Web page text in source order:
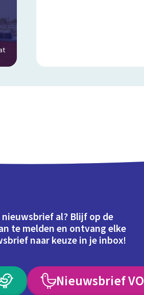
al? Blijf op de
te melden en ontvang elke
naar keuze in je inbox!
Nieuwsbrief VO